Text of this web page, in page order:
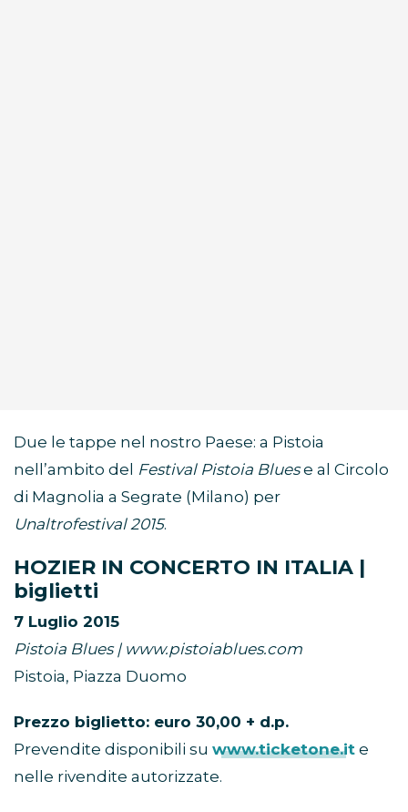
Due le tappe nel nostro Paese: a Pistoia
nell’ambito del Festival Pistoia Bluese al Circolo
di Magnolia a Segrate (Milano) per
Unaltrofestival 2015.
HOZIER IN CONCERTO IN ITALIA |
biglietti
7 Luglio 2015
Pistoia Blues | www.pistoiablues.com
Pistoia, Piazza Duomo
Prezzo biglietto: euro 30,00 + d.p.
Prevendite disponibili su www.ticketone.it e
nelle rivendite autorizzate.